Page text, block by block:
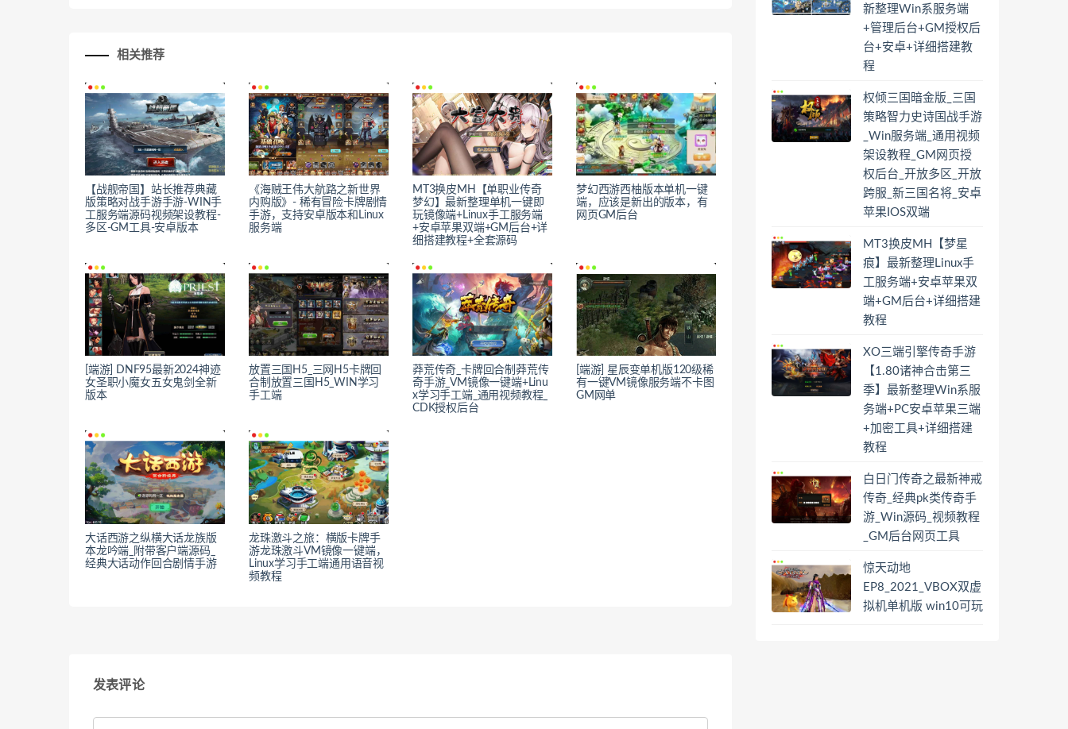
相关推荐
【战舰帝国】站长推荐典藏
版策略对战手游手游-WIN手
工服务端源码视频架设教程-
多区-GM工具-安卓版本
《海贼王伟大航路之新世界
内购版》- 稀有冒险卡牌剧情
手游，支持安卓版本和Linux
服务端
MT3换皮MH【单职业传奇
梦幻】最新整理单机一键即
玩镜像端+Linux手工服务端
+安卓苹果双端+GM后台+详
细搭建教程+全套源码
梦幻西游西柚版本单机一键
端，应该是新出的版本，有
网页GM后台
[端游] DNF95最新2024神迹
女圣职小魔女五女鬼剑全新
版本
放置三国H5_三网H5卡牌回
合制放置三国H5_WIN学习
手工端
莽荒传奇_卡牌回合制莽荒传
奇手游_VM镜像一键端+Linu
x学习手工端_通用视频教程_
CDK授权后台
[端游] 星辰变单机版120级稀
有一键VM镜像服务端不卡图
GM网单
大话西游之纵横大话龙族版
本龙吟端_附带客户端源码_
经典大话动作回合剧情手游
龙珠激斗之旅：横版卡牌手
游龙珠激斗VM镜像一键端，
Linux学习手工端通用语音视
频教程
发表评论
新整理Win系服务端
+管理后台+GM授权后
台+安卓+详细搭建教
程
权倾三国暗金版_三国
策略智力史诗国战手游
_Win服务端_通用视频
架设教程_GM网页授
权后台_开放多区_开放
跨服_新三国名将_安卓
苹果IOS双端
MT3换皮MH【梦星
痕】最新整理Linux手
工服务端+安卓苹果双
端+GM后台+详细搭建
教程
XO三端引擎传奇手游
【1.80诸神合击第三
季】最新整理Win系服
务端+PC安卓苹果三端
+加密工具+详细搭建
教程
白日门传奇之最新神戒
传奇_经典pk类传奇手
游_Win源码_视频教程
_GM后台网页工具
惊天动地
EP8_2021_VBOX双虚
拟机单机版 win10可玩